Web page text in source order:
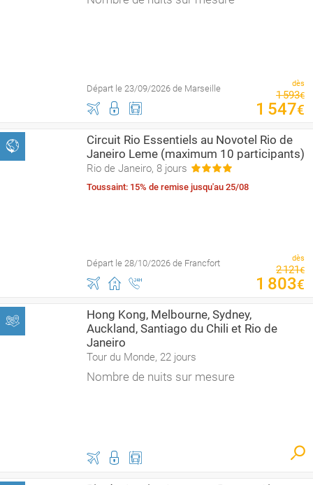
Départ le 23/09/2026 de Marseille dès
1593€
1 547€
Circuit Rio Essentiels au Novotel Rio de
Janeiro Leme (maximum 10 participants)
Rio de Janeiro, 8 jours
Toussaint: 15% de remise jusqu'au 25/08
Départ le 28/10/2026 de Francfort dès
2121€
1 803€
Hong Kong, Melbourne, Sydney,
Auckland, Santiago du Chili et Rio de
Janeiro
Tour du Monde, 22 jours
Nombre de nuits sur mesure